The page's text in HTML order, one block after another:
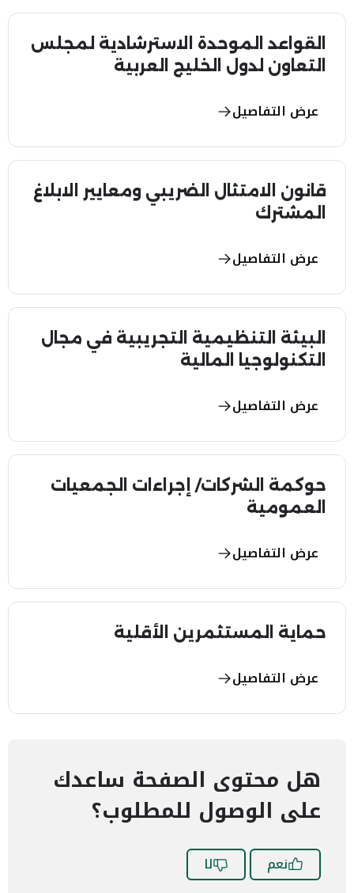
القواعد الموحدة الاسترشادية لمجلس
التعاون لدول الخليج العربية
عرض التفاصيل
قانون الامتثال الضريبي ومعايير الابلاغ
المشترك
عرض التفاصيل
البيئة التنظيمية التجريبية في مجال
التكنولوجيا المالية
عرض التفاصيل
حوكمة الشركات/ إجراءات الجمعيات
العمومية
عرض التفاصيل
حماية المستثمرين الأقلية
عرض التفاصيل
هل محتوى الصفحة ساعدك
على الوصول للمطلوب؟
نعم لا